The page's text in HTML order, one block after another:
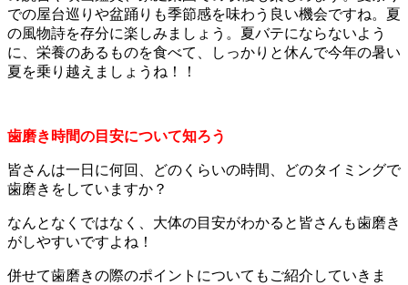
での屋台巡りや盆踊りも季節感を味わう良い機会ですね。夏
の風物詩を存分に楽しみましょう。夏バテにならないよう
に、栄養のあるものを食べて、しっかりと休んで今年の暑い
夏を乗り越えましょうね！！
歯磨き時間の目安について知ろう
皆さんは一日に何回、どのくらいの時間、どのタイミングで
歯磨きをしていますか？
なんとなくではなく、大体の目安がわかると皆さんも歯磨き
がしやすいですよね！
併せて歯磨きの際のポイントについてもご紹介していきま